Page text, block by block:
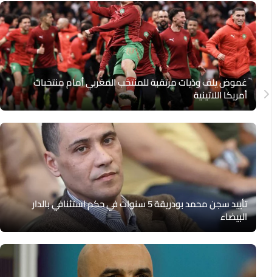
غموض يلف ودّيات مرتقبة للمنتخب المغربي أمام منتخبات
أمريكا اللاتينية
تأييد سجن محمد بودريقة 5 سنوات في حكم استئنافي بالدار
البيضاء